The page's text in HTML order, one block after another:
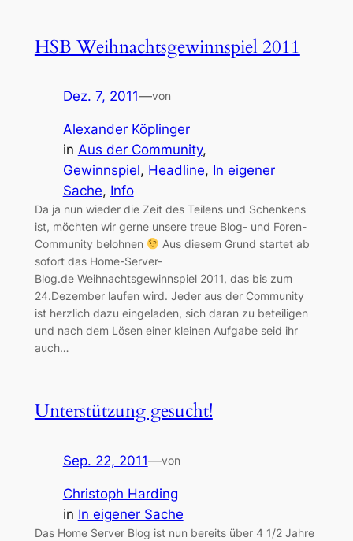
HSB Weihnachtsgewinnspiel 2011
Dez. 7, 2011—von
Alexander Köplinger
in Aus der Community
Gewinnspiel, Headline, In eigener
Sache, Info
Da ja nun wieder die Zeit des Teilens und Schenkens
ist, möchten wir gerne unsere treue Blog- und Foren-
Community belohnen
Aus diesem Grund startet ab
sofort das Home-Server-
Blog.de Weihnachtsgewinnspiel 2011, das bis zum
24.Dezember laufen wird. Jeder aus der Community
ist herzlich dazu eingeladen, sich daran zu beteiligen
und nach dem Lösen einer kleinen Aufgabe seid ihr
auch…
Unterstützung gesucht!
Sep. 22, 2011—von
Christoph Harding
in In eigener Sache
Das Home Server Blog ist nun bereits über 4 1/2 Jahre